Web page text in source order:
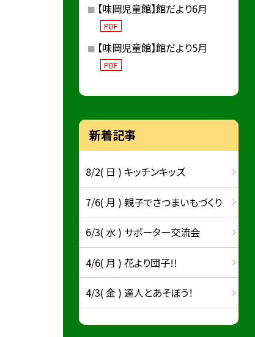
【味岡児童館】館だより6月
PDF
【味岡児童館】館だより5月
PDF
新着記事
8/2( 日 ) キッチンキッズ
7/6( 月 ) 親子でさつまいもづくり
6/3( 水 ) サポーター交流会
4/6( 月 ) 花より団子!!
4/3( 金 ) 達人とあそぼう！